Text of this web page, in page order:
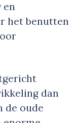
en
het benutten
dan
de oude